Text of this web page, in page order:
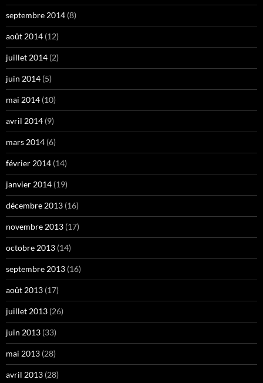
septembre 2014 (8)
août 2014 (12)
juillet 2014 (2)
juin 2014 (5)
mai 2014 (10)
avril 2014 (9)
mars 2014 (6)
février 2014 (14)
janvier 2014 (19)
décembre 2013 (16)
novembre 2013 (17)
octobre 2013 (14)
septembre 2013 (16)
août 2013 (17)
juillet 2013 (26)
juin 2013 (33)
mai 2013 (28)
avril 2013 (28)